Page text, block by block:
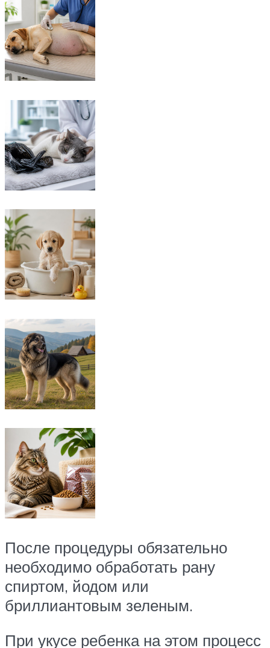
После процедуры обязательно
необходимо обработать рану
спиртом, йодом или
бриллиантовым зеленым.
При укусе ребенка на этом процесс